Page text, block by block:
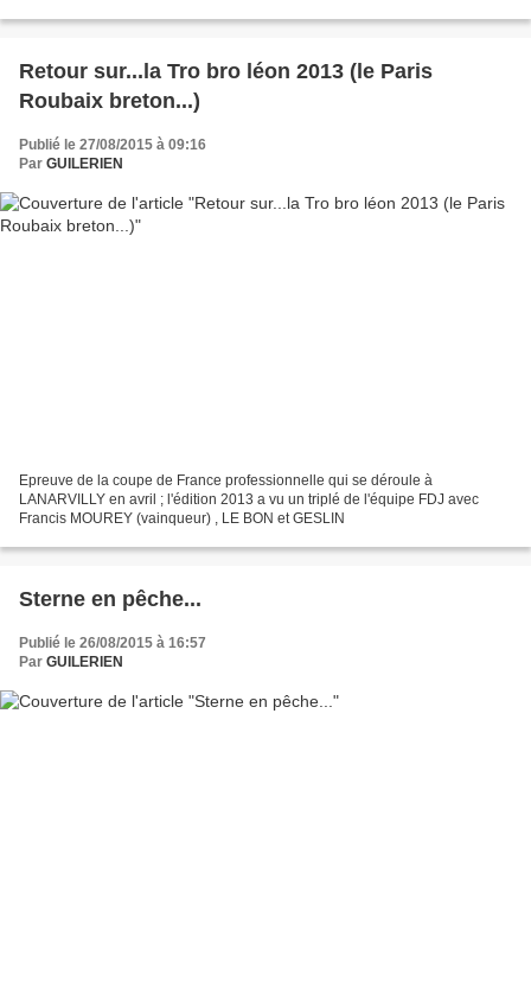
Retour sur...la Tro bro léon 2013 (le Paris
Roubaix breton...)
Publié le 27/08/2015 à 09:16
Par GUILERIEN
Epreuve de la coupe de France professionnelle qui se déroule à
LANARVILLY en avril ; l'édition 2013 a vu un triplé de l'équipe FDJ avec
Francis MOUREY (vainqueur) , LE BON et GESLIN
Sterne en pêche...
Publié le 26/08/2015 à 16:57
Par GUILERIEN